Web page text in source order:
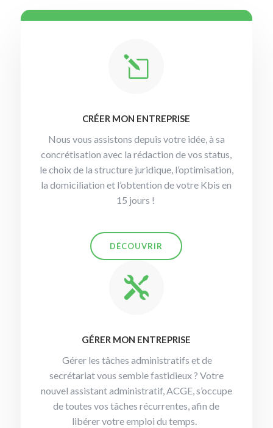
l
CRÉER MON ENTREPRISE
Nous vous assistons depuis votre idée, à sa
concrétisation avec la rédaction de vos status,
le choix de la structure juridique, l’optimisation,
la domiciliation et l’obtention de votre Kbis en
15 jours !
DÉCOUVRIR

GÉRER MON ENTREPRISE
Gérer les tâches administratifs et de
secrétariat vous semble fastidieux ? Votre
nouvel assistant administratif, ACGE, s’occupe
de toutes vos tâches récurrentes, afin de
libérer votre emploi du temps.